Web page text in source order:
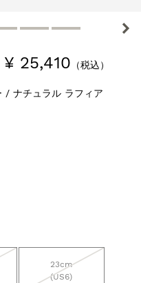
¥ 25,410 （税込）
/ ナチュラル ラフィア
23cm
(US6)